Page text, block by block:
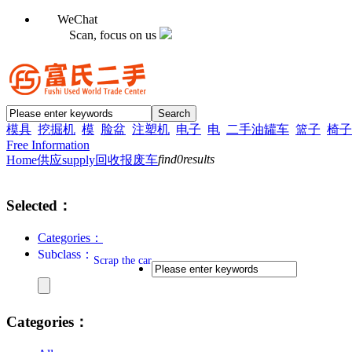
WeChat
Scan, focus on us
模具 挖掘机 模 脸盆 注塑机 电子 电 二手油罐车 篮子 椅
Free Information
Home供应supply回收报废车find0results
Selected：
Categories：
Subclass： Scrap the car
Categories：